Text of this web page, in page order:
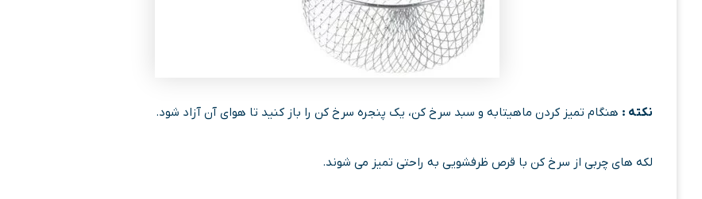
نکته : هنگام تمیز کردن ماهیتابه و سبد سرخ کن، یک پنجره سرخ کن را باز کنید تا هوای آن آزاد شود.
لکه های چربی از سرخ کن با قرص ظرفشویی به راحتی تمیز می شوند.